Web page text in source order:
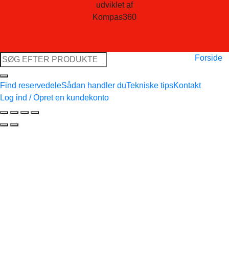
udviklet af
Kompas360
Søg
efter:
Forside
Find reservedeleSådan handler duTekniske tipsKontakt
Log ind / Opret en kundekonto